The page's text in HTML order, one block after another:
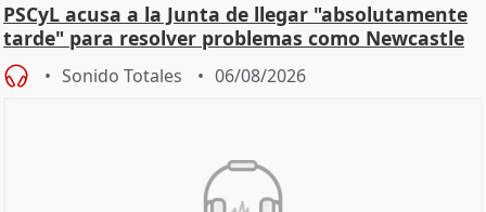
PSCyL acusa a la Junta de llegar "absolutamente
tarde" para resolver problemas como Newcastle
Sonido Totales 06/08/2026